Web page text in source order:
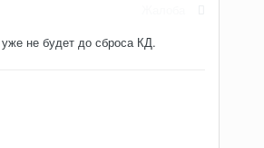
не будет до сброса КД.